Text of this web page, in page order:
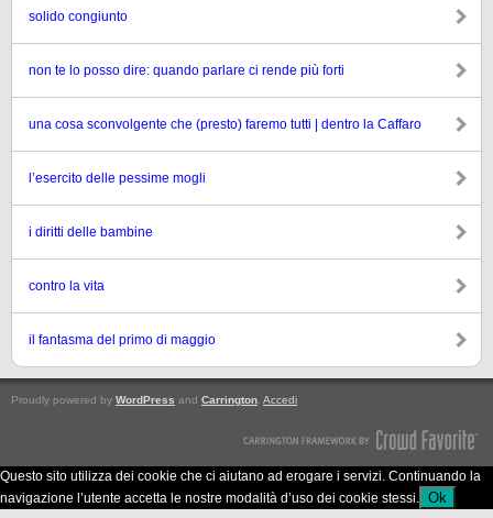
solido congiunto
non te lo posso dire: quando parlare ci rende più forti
una cosa sconvolgente che (presto) faremo tutti | dentro la Caffaro
l’esercito delle pessime mogli
i diritti delle bambine
contro la vita
il fantasma del primo di maggio
Proudly powered by WordPress and Carrington Accedi
Questo sito utilizza dei cookie che ci aiutano ad erogare i servizi. Continuando la
navigazione l’utente accetta le nostre modalità d’uso dei cookie stessi. Ok